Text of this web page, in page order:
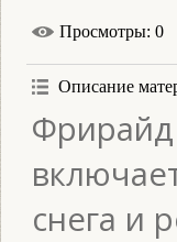
Просмотры: 0
Описание
снега и